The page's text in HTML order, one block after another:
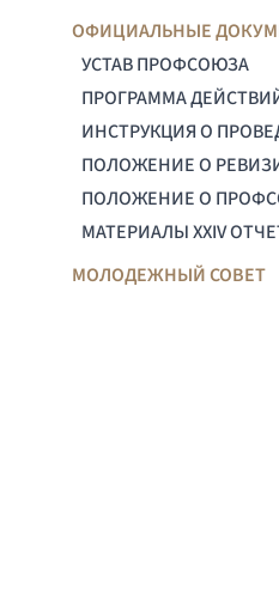
ОФИЦИАЛЬНЫЕ
УСТАВ ПРОФСОЮЗА
ПРОГРАММА
ИНСТРУКЦИЯ О
ПОЛОЖЕНИЕ О
ПОЛОЖЕНИЕ О
МАТЕРИАЛЫ XXIV
МОЛОДЕЖНЫЙ СОВЕТ